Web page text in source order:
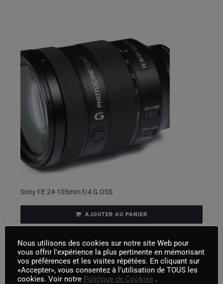
Sony FE 24-105mm f/4 G OSS
AJOUTER AU PANIER
Nous utilisons des cookies sur notre site Web pour
vous offrir l'expérience la plus pertinente en mémorisant
vos préférences et les visites répétées. En cliquant sur
«Accepter», vous consentez à l'utilisation de TOUS les
cookies. Voir notre Politique de Cookies .